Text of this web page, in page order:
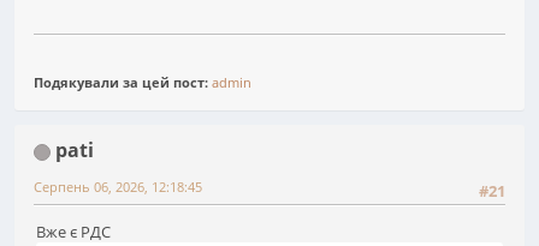
Подякували за цей пост: admin
pati
#21
Серпень 06, 2026, 12:18:45
Вже є РДС